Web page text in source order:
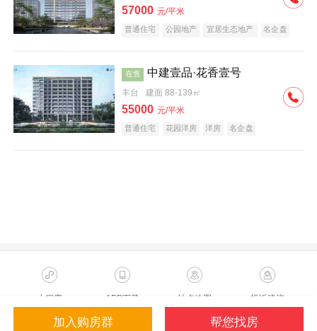
57000 元/平米
普通住宅 公园地产 宜居生态地产 名企盘
在售 中建壹品·花香壹号
丰台 建面 88-139㎡
55000 元/平米
普通住宅 花园洋房 洋房 名企盘
加入购房群 帮您找房
小程序 APP下载 站点地图 投诉建议